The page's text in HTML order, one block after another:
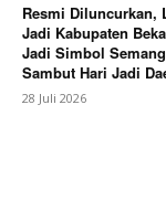
Bagikan Artikel
Berita Lainnya
Resmi Diluncurkan,
Jadi Kabupaten
Jadi Simbol
Sambut Hari Jadi
28 Juli 2026